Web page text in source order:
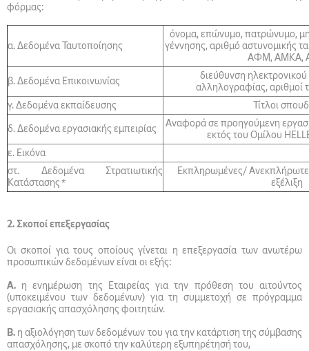
φόρμας:
α. Δεδομένα Ταυτοποίησης
όνομα, επώνυμο, πατρώνυμο,
γέννησης, αριθμό αστυνομικής
ΑΦΜ, ΑΜΚΑ,
β. Δεδομένα Επικοινωνίας
διεύθυνση
αλληλογραφίας,
γ. Δεδομένα εκπαίδευσης
Τίτλοι
δ. Δεδομένα εργασιακής εμπειρίας
Αναφορά σε προηγούμενη
εκτός του Ομίλου
ε. Εικόνα
στ. Δεδομένα Στρατιωτικής
Κατάστασης*
Εκπληρωμένες/
εξέλιξη
2. Σκοποί επεξεργασίας
Οι σκοποί για τους οποίους γίνεται η επεξεργασία των ανωτέρω
προσωπικών δεδομένων είναι οι εξής:
Α. η ενημέρωση της Εταιρείας για την πρόθεση του αιτούντος
(υποκειμένου των δεδομένων) για τη συμμετοχή σε πρόγραμμα
εργασιακής απασχόλησης φοιτητών.
Β. η αξιολόγηση των δεδομένων του για την κατάρτιση της σύμβασης
απασχόλησης, με σκοπό την καλύτερη εξυπηρέτησή του,